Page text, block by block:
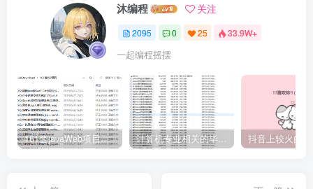
沐编程 关注
2095 0 25 33.9W+
一起编程摇摆
161套javaWeb项目源码免费分享 计算机专业相关的毕业设计论文合集免费下载